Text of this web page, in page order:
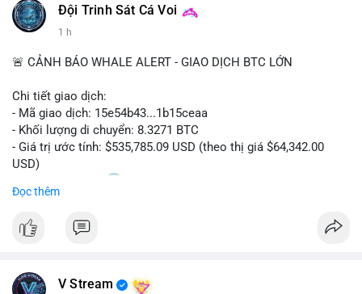
#ripple
📰 Nguồn: CoinDesk
Đội Trinh Sát Cá Voi
1 h
🚨 CẢNH BÁO WHALE ALERT - GIAO DỊCH BTC LỚN
Chi tiết giao dịch:
- Mã giao dịch: 15e54b43...1b15ceaa
- Khối lượng di chuyển: 8.3271 BTC
- Giá trị ước tính: $535,785.09 USD (theo thị giá $64,342.00
USD)
- Thời gian: 04:20
Nhận định phân tích: Giao dịch 8.3271 BTC trị giá hơn nửa triệu
USD được thực hiện trong khung giờ sáng sớm, cho thấy dấu
đủ tạo áp lực bán trực tiếp lên thị trường nhưng phản ánh tâm
Đọc thêm
V Stream